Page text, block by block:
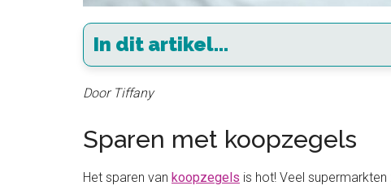
In dit artikel...
Door Tiffany
Sparen met koopzegels
Het sparen van koopzegels is hot! Veel